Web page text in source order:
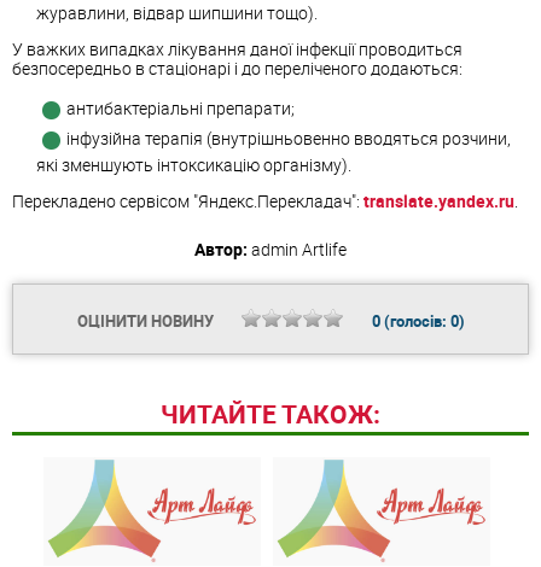
журавлини, відвар шипшини тощо).
У важких випадках лікування даної інфекції проводиться
безпосередньо в стаціонарі і до переліченого додаються:
антибактеріальні препарати;
інфузійна терапія (внутрішньовенно вводяться розчини,
які зменшують інтоксикацію організму).
Перекладено сервісом "Яндекс.Перекладач": translate.yandex.ru.
Автор: admin Artlife
ОЦІНИТИ НОВИНУ 0(голосів: 0)
ЧИТАЙТЕ ТАКОЖ: